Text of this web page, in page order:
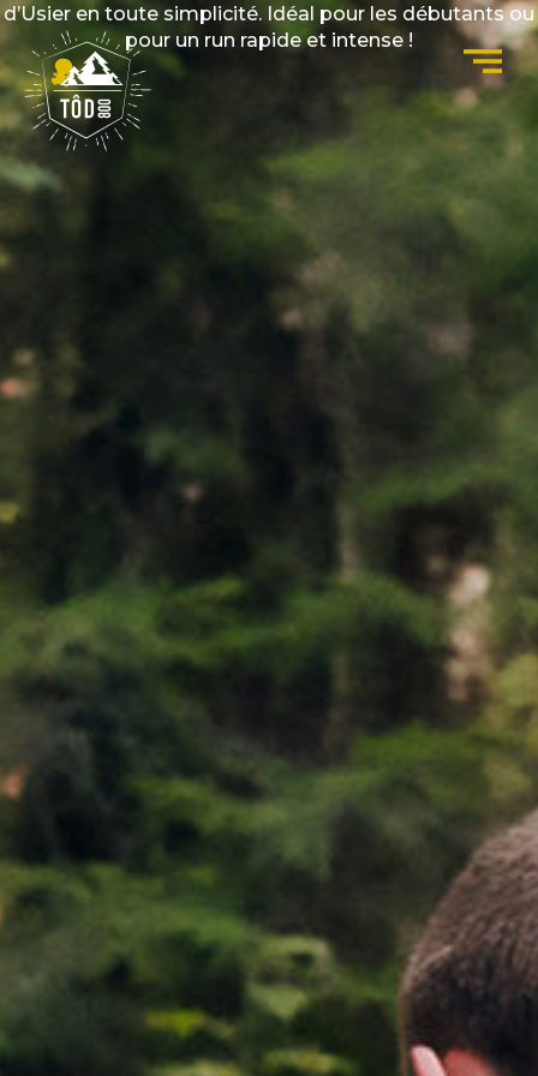
d’Usier en toute simplicité. Idéal pour les débutants ou
pour un run rapide et intense !